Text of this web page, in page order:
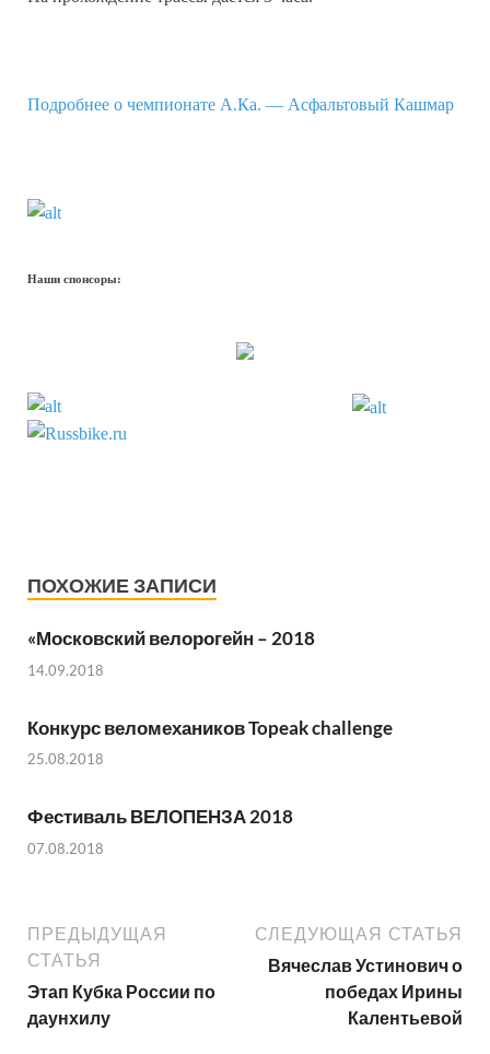
Подробнее о чемпионате А.Ка. — Асфальтовый Кашмар
Наши спонсоры:
ПОХОЖИЕ ЗАПИСИ
«Московский велорогейн – 2018
14.09.2018
Конкурс веломехаников Topeak challenge
25.08.2018
Фестиваль ВЕЛОПЕНЗА 2018
07.08.2018
ПРЕДЫДУЩАЯ
СТАТЬЯ
Этап Кубка России по
даунхилу
СЛЕДУЮЩАЯ СТАТЬЯ
Вячеслав Устинович о
победах Ирины
Калентьевой